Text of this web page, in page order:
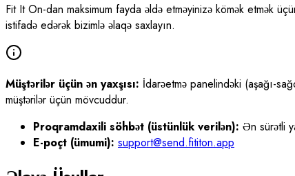
Fit It On-dan maksimum fayda əldə etməyinizə kömək etmək
istifadə edərək bizimlə əlaqə saxlayın.
Müştərilər üçün ən yaxşısı: İdarəetmə panelindəki (aşağı-
müştərilər üçün mövcuddur.
Proqramdaxili söhbət (üstünlük verilən): Ən sürətli
E-poçt (ümumi): support@send.fititon.app